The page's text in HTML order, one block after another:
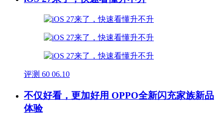
评测 60 06.10
不仅好看，更加好用 OPPO全新闪充家族新品
体验